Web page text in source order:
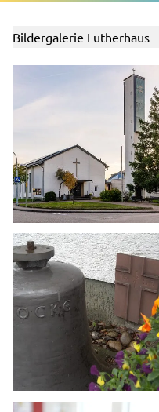
Bildergalerie Lutherhaus